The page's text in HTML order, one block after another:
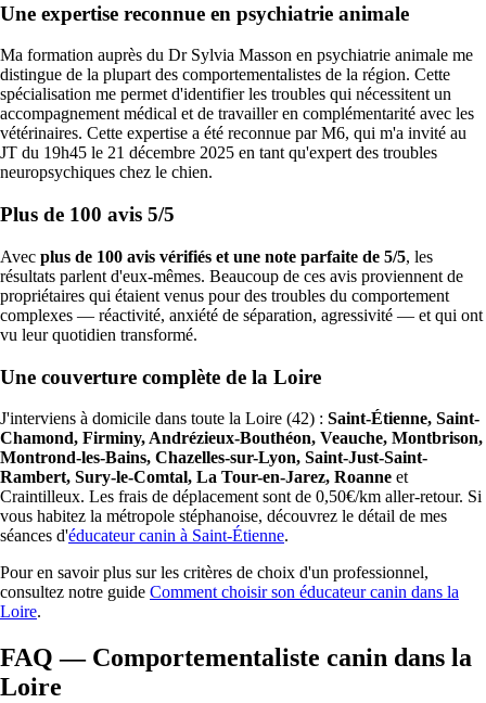
Une expertise reconnue en psychiatrie animale
Ma formation auprès du Dr Sylvia Masson en psychiatrie animale me
distingue de la plupart des comportementalistes de la région. Cette
spécialisation me permet d'identifier les troubles qui nécessitent un
accompagnement médical et de travailler en complémentarité avec les
vétérinaires. Cette expertise a été reconnue par M6, qui m'a invité au
JT du 19h45 le 21 décembre 2025 en tant qu'expert des troubles
neuropsychiques chez le chien.
Plus de 100 avis 5/5
Avec plus de 100 avis vérifiés et une note parfaite de 5/5, les
résultats parlent d'eux-mêmes. Beaucoup de ces avis proviennent de
propriétaires qui étaient venus pour des troubles du comportement
complexes — réactivité, anxiété de séparation, agressivité — et qui ont
vu leur quotidien transformé.
Une couverture complète de la Loire
J'interviens à domicile dans toute la Loire (42) : Saint-Étienne, Saint-
Chamond, Firminy, Andrézieux-Bouthéon, Veauche, Montbrison,
Montrond-les-Bains, Chazelles-sur-Lyon, Saint-Just-Saint-
Rambert, Sury-le-Comtal, La Tour-en-Jarez, Roanne et
Craintilleux. Les frais de déplacement sont de 0,50€/km aller-retour. Si
vous habitez la métropole stéphanoise, découvrez le détail de mes
séances d'éducateur canin à Saint-Étienne.
Pour en savoir plus sur les critères de choix d'un professionnel,
consultez notre guide Comment choisir son éducateur canin dans la
Loire.
FAQ — Comportementaliste canin dans la
Loire